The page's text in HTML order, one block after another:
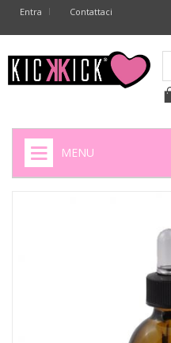
Entra Contattaci
MENU